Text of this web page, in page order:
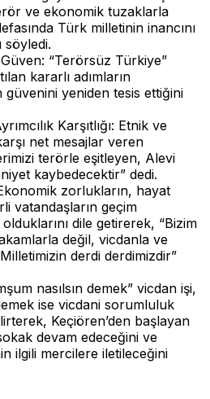
ve ekonomik tuzaklarla
Türk milletinin inancını
“Terörsüz Türkiye”
kararlı adımların
güvenini yeniden tesis ettiğini
Karşıtlığı: Etnik ve
net mesajlar veren
terörle eşitleyen, Alevi
kaybedecektir” dedi.
zorlukların, hayat
vatandaşların geçim
dile getirerek, “Bizim
değil, vicdanla ve
derdi derdimizdir”
nasılsın demek” vicdan işi,
ise vicdani sorumluluk
Keçiören’den başlayan
devam edeceğini ve
ilgili mercilere iletileceğini